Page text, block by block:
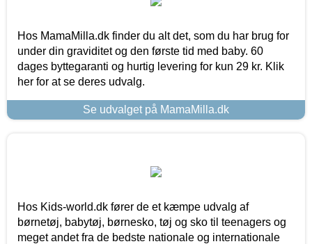
Hos MamaMilla.dk finder du alt det, som du har brug for
under din graviditet og den første tid med baby. 60
dages byttegaranti og hurtig levering for kun 29 kr. Klik
her for at se deres udvalg.
Se udvalget på MamaMilla.dk
Hos Kids-world.dk fører de et kæmpe udvalg af
børnetøj, babytøj, børnesko, tøj og sko til teenagers og
meget andet fra de bedste nationale og internationale